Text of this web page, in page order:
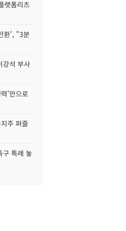
랫폼리츠
환', "3분
강석 부사
'만으로
주 퍼즐
특례 놓